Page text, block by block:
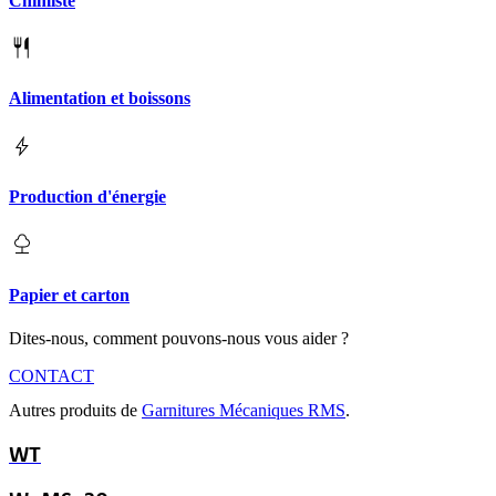
Alimentation et boissons
Production d'énergie
Papier et carton
Dites-nous, comment pouvons-nous vous aider ?
CONTACT
Autres produits de Garnitures Mécaniques RMS.
WT